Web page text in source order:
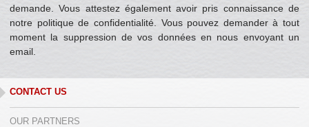
demande. Vous attestez également avoir pris connaissance de
notre politique de confidentialité. Vous pouvez demander à tout
moment la suppression de vos données en nous envoyant un
email.
CONTACT US
OUR PARTNERS